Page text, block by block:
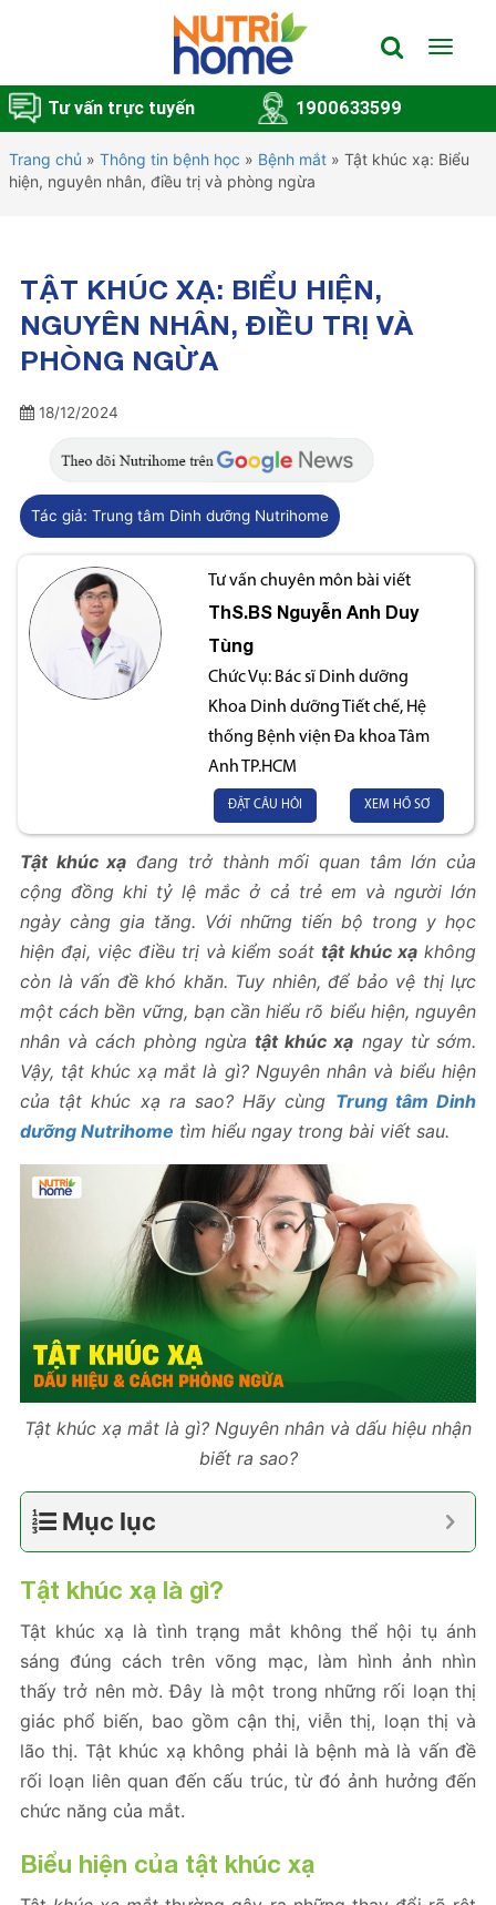
Toggle
Tư vấn trực tuyến 1900633599
Trang chủ » Thông tin bệnh học » Bệnh mắt » Tật khúc xạ: Biểu
hiện, nguyên nhân, điều trị và phòng ngừa
TẬT KHÚC XẠ: BIỂU HIỆN,
NGUYÊN NHÂN, ĐIỀU TRỊ VÀ
PHÒNG NGỪA
18/12/2024
Tác giả: Trung tâm Dinh dưỡng Nutrihome
Tư vấn chuyên môn bài viết
ThS.BS Nguyễn Anh Duy
Tùng
Chức Vụ: Bác sĩ Dinh dưỡng
Khoa Dinh dưỡng Tiết chế, Hệ
thống Bệnh viện Đa khoa Tâm
Anh TP.HCM
ĐẶT CÂU HỎI XEM HỒ SƠ
Tật khúc xạ đang trở thành mối quan tâm lớn của
cộng đồng khi tỷ lệ mắc ở cả trẻ em và người lớn
ngày càng gia tăng. Với những tiến bộ trong y học
hiện đại, việc điều trị và kiểm soát tật khúc xạ không
còn là vấn đề khó khăn. Tuy nhiên, để bảo vệ thị lực
một cách bền vững, bạn cần hiểu rõ biểu hiện, nguyên
nhân và cách phòng ngừa tật khúc xạ ngay từ sớm.
Vậy, tật khúc xạ mắt là gì? Nguyên nhân và biểu hiện
của tật khúc xạ ra sao? Hãy cùng Trung tâm Dinh
dưỡng Nutrihome tìm hiểu ngay trong bài viết sau.
Tật khúc xạ mắt là gì? Nguyên nhân và dấu hiệu nhận
biết ra sao?
Mục lục
Tật khúc xạ là gì?
Tật khúc xạ là tình trạng mắt không thể hội tụ ánh
sáng đúng cách trên võng mạc, làm hình ảnh nhìn
thấy trở nên mờ. Đây là một trong những rối loạn thị
giác phổ biến, bao gồm cận thị, viễn thị, loạn thị và
lão thị. Tật khúc xạ không phải là bệnh mà là vấn đề
rối loạn liên quan đến cấu trúc, từ đó ảnh hưởng đến
chức năng của mắt.
Biểu hiện của tật khúc xạ